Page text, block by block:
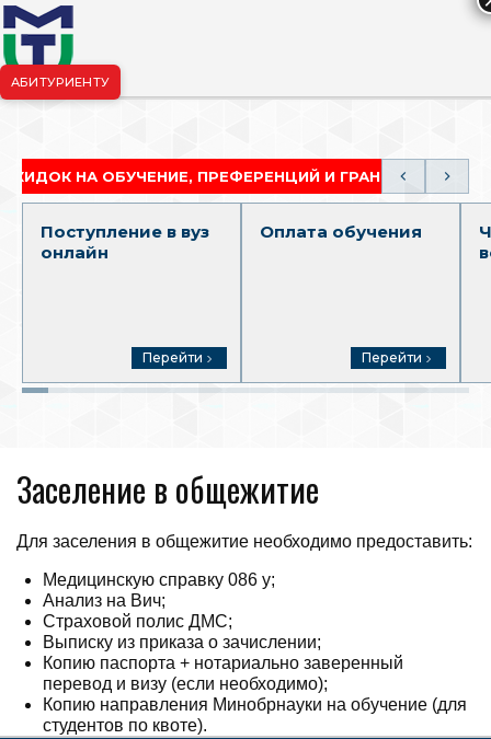
АБИТУРИЕНТУ
НА ОБУЧЕНИЕ, ПРЕФЕРЕНЦИЙ И ГРАНТОВ
Поступление в вуз
онлайн
Перейти
Оплата обучения
Перейти
Заселение в общежитие
Для заселения в общежитие необходимо предоставить:
Медицинскую справку 086 у;
Анализ на Вич;
Страховой полис ДМС;
Выписку из приказа о зачислении;
Копию паспорта + нотариально заверенный
перевод и визу (если необходимо);
Копию направления Минобрнауки на обучение (для
студентов по квоте).